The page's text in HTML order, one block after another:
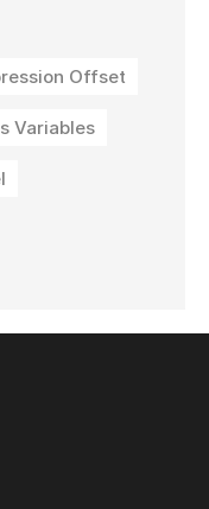
Offset
Variables